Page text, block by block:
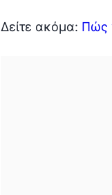
Δείτε ακόμα: Πώς